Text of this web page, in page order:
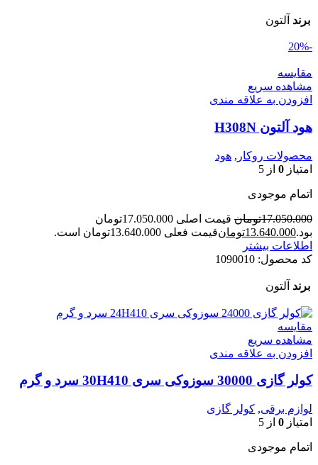
برند آلتون
-20%
مقایسه
مشاهده سریع
افزودن به علاقه مندی
هود آلتون H308N
محصولات روکار , هود
امتیاز 0 از 5
اتمام موجودی
17.050.000تومان
قیمت اصلی 17.050.000تومان
بود.13.640.000تومانقیمت فعلی 13.640.000تومان است.
اطلاعات بیشتر
کد محصول: 1090010
برند آلتون
مقایسه
مشاهده سریع
افزودن به علاقه مندی
کولر گازی 30000 سوزوکی سری 30H410 سرد و گرم
لوازم برقی, کولر گازی
امتیاز 0 از 5
اتمام موجودی